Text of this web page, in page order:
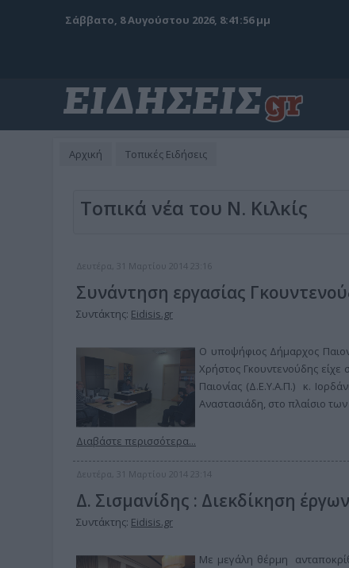
Σάββατο, 8 Αυγούστου 2026, 8:41:57 μμ
Αρχική Τοπικές Ειδήσεις
Τοπικά νέα του Ν. Κιλκίς
Δευτέρα, 31 Μαρτίου 2014 23:16
Συνάντηση εργασίας
Συντάκτης: Eidisis.gr
Ο υποψήφιος Δήμαρχος
Χρήστος Γκουντενούδης
Παιονίας (Δ.Ε.Υ.Α.Π.) κ.
Αναστασιάδη, στο πλαίσιο
Διαβάστε περισσότερα...
Δευτέρα, 31 Μαρτίου 2014 23:14
Δ. Σισμανίδης : Διεκδίκηση
Συντάκτης: Eidisis.gr
Με μεγάλη θέρμη